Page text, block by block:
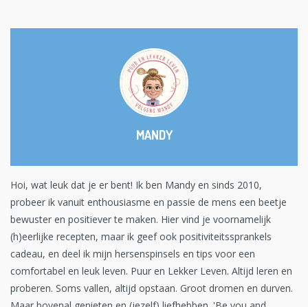
MANDY
Hoi, wat leuk dat je er bent! Ik ben Mandy en sinds 2010,
probeer ik vanuit enthousiasme en passie de mens een beetje
bewuster en positiever te maken. Hier vind je voornamelijk
(h)eerlijke recepten, maar ik geef ook positiviteitssprankels
cadeau, en deel ik mijn hersenspinsels en tips voor een
comfortabel en leuk leven. Puur en Lekker Leven. Altijd leren en
proberen. Soms vallen, altijd opstaan. Groot dromen en durven.